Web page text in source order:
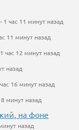
час 11 минут назад
11 минут назад
час 12 минут назад
назад
16 минут назад
минут назад
на фоне
назад